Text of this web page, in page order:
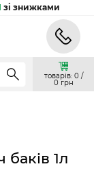
зі знижками
товарів: 0 /
0 грн
1л